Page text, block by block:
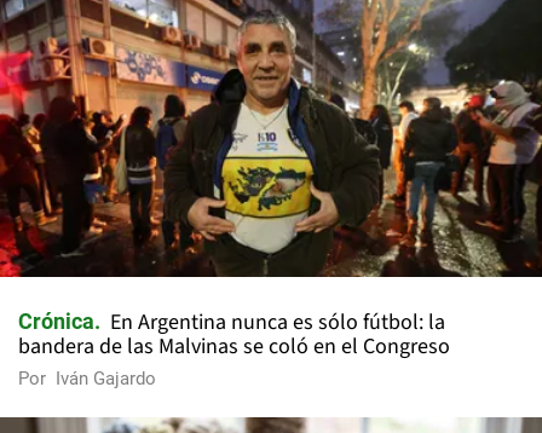
Crónica
En Argentina nunca es sólo fútbol: la
bandera de las Malvinas se coló en el Congreso
Por Iván Gajardo